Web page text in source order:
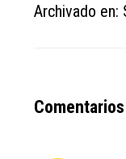
Archivado en:
Reader
Comentarios